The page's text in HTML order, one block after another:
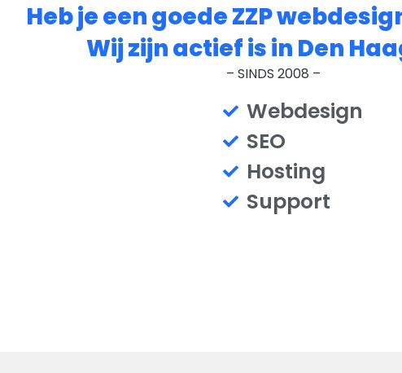
Heb je een goede ZZP
Wij zijn actief is in Den
– SINDS 2008 –
Webdesign
SEO
Hosting
Support